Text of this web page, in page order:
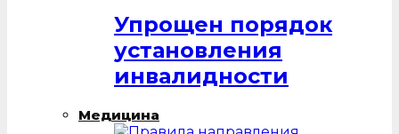
Упрощен порядок
установления
инвалидности
Медицина